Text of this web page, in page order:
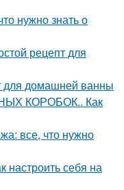
нужно знать о
рецепт для
для домашней ванны
КОРОБОК.. Как
все, что нужно
настроить себя на